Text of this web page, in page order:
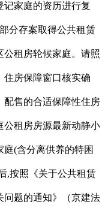
记家庭的资历进行复
分存案取得公共租赁
租房轮候家庭。请照
住房保障窗口核实确
配售的合适保障性住房
公租房房源最新动静小
(含分离供养的特困
,按照《关于公共租赁
问题的通知》（京建法